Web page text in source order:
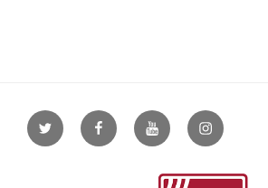
Twitter FacebookYouTubeInstagram